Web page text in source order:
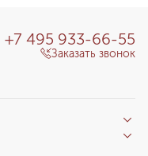
+7 495 933-66-55
Заказать звонок